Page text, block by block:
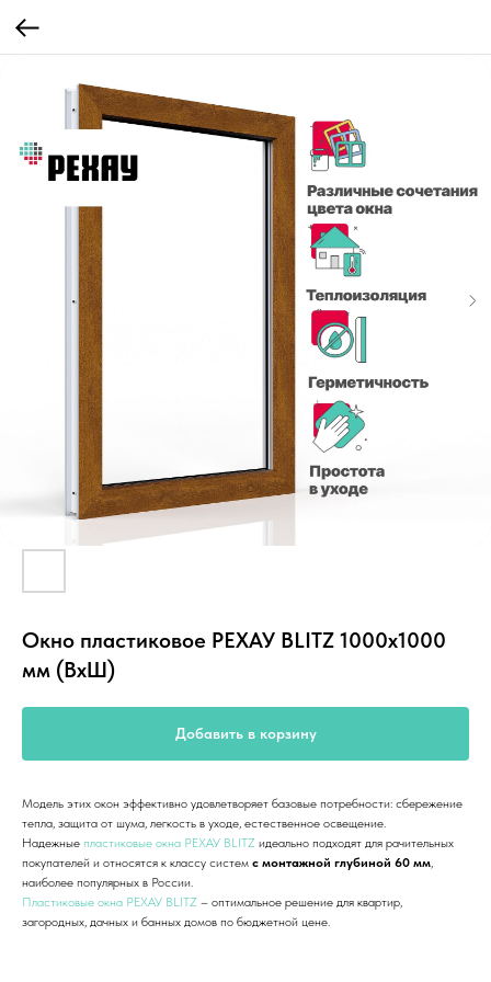
Окно пластиковое РЕХАУ BLITZ 1000х1000
мм (ВхШ)
Добавить в корзину
Модель этих окон эффективно удовлетворяет базовые потребности: сбережение
тепла, защита от шума, легкость в уходе, естественное освещение.
Надежные пластиковые окна РЕХАУ BLITZ идеально подходят для рачительных
покупателей и относятся к классу систем с монтажной глубиной 60 мм,
наиболее популярных в России.
Пластиковые окна РЕХАУ BLITZ – оптимальное решение для квартир,
загородных, дачных и банных домов по бюджетной цене.